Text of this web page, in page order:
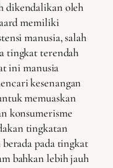
dikendalikan oleh
memiliki
manusia, salah
tingkat terendah
ini manusia
kesenangan
memuaskan
konsumerisme
tingkatan
berada pada tingkat
bahkan lebih jauh